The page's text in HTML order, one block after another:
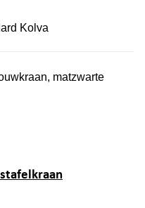
Kolva
matzwarte